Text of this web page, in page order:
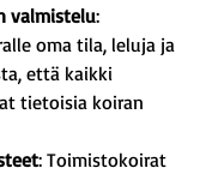
valmistelu:
oma tila, leluja ja
että kaikki
tietoisia koiran
: Toimistokoirat